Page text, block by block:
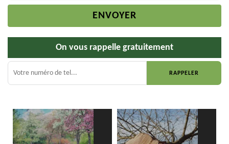
On vous rappelle gratuitement